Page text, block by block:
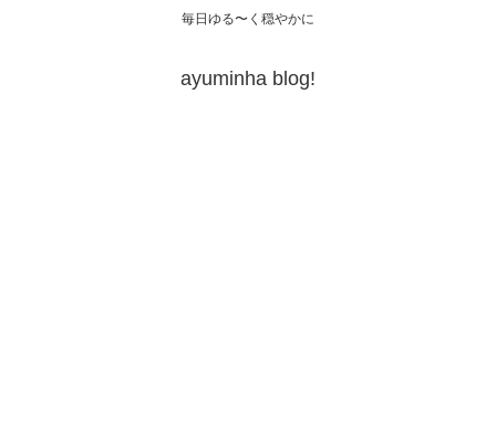
毎日ゆる〜く穏やかに
ayuminha blog!